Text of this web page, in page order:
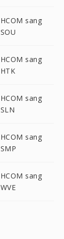
HCOM sang
SOU
HCOM sang
HTK
HCOM sang
SLN
HCOM sang
SMP
HCOM sang
WVE